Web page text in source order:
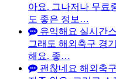
아요. 그나저나 무료
도 좋은 정보…
유익해요 실시간
그래도 해외축구 경
해요. 좋…
괜찮네요 해외축